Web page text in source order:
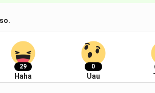
29
Haha
0
Uau